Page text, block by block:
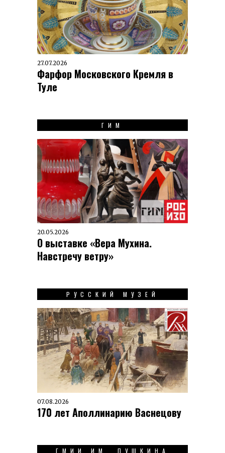
27.07.2026
Фарфор Московского Кремля в
Туле
ГИМ
20.05.2026
О выставке «Вера Мухина.
Навстречу ветру»
РУССКИЙ МУЗЕЙ
07.08.2026
170 лет Аполлинарию Васнецову
ГМИИ ИМ. ПУШКИНА